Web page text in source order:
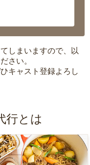
しまいますので、以
さい。
キャスト登録よろし
行とは